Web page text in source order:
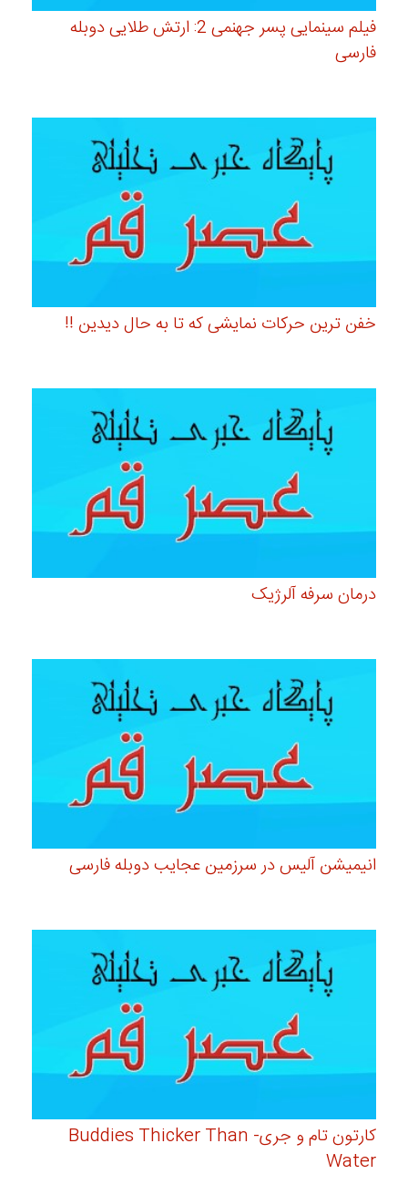
فیلم سینمایی پسر جهنمی 2: ارتش طلایی دوبله
فارسی
خفن ترین حرکات نمایشی که تا به حال دیدین !!
درمان سرفه آلرژیک
انیمیشن آلیس در سرزمین عجایب دوبله فارسی
کارتون تام و جری- Buddies Thicker Than
Water